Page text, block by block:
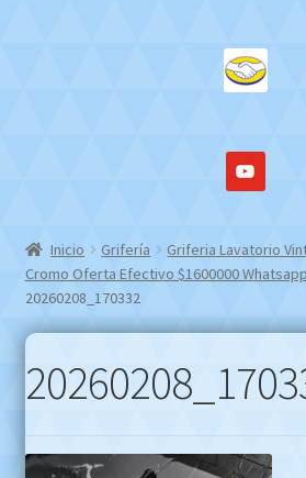
Inicio Grifería
Griferia Lavatorio
Cromo Oferta Efectivo $1600000
20260208_170332